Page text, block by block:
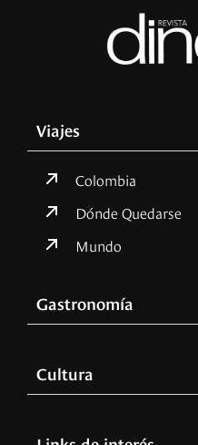
Viajes
Colombia
Dónde Quedarse
Mundo
Gastronomía
Cultura